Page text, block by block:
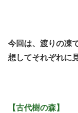
今回は、渡りの凍
想してそれぞれに
【古代樹の森】